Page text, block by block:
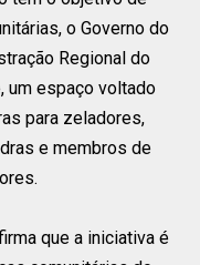
o Governo do
Regional do
um espaço voltado
para zeladores,
e membros de
que a iniciativa é